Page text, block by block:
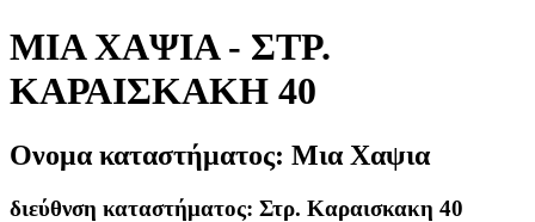
ΜΙΑ ΧΑΨΙΑ - ΣΤΡ.
ΚΑΡΑΙΣΚΑΚΗ 40
Ονομα καταστήματος: Μια Χαψια
διεύθνση καταστήματος: Στρ. Καραισκακη 40